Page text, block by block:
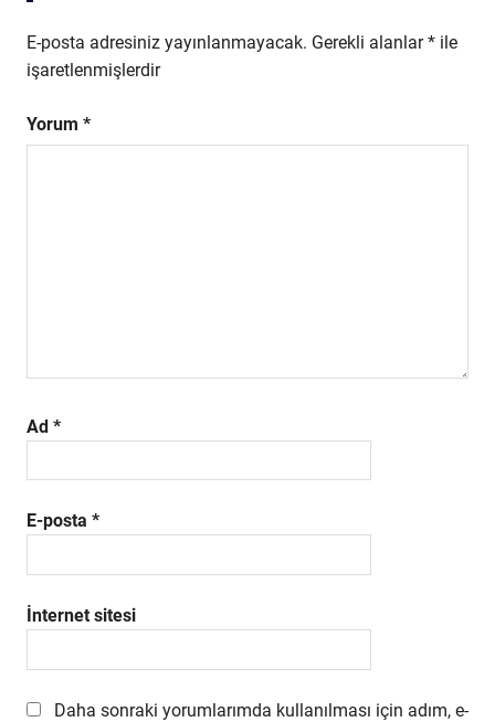
E-posta adresiniz yayınlanmayacak. Gerekli alanlar* ile
işaretlenmişlerdir
Yorum *
Ad *
E-posta *
İnternet sitesi
Daha sonraki yorumlarımda kullanılması için adım, e-